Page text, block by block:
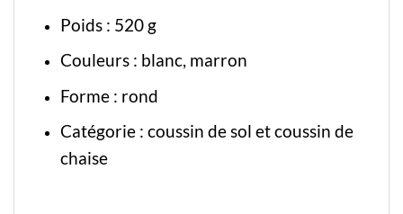
Poids : 520 g
Couleurs : blanc, marron
Forme : rond
Catégorie : coussin de sol etcoussin de
chaise